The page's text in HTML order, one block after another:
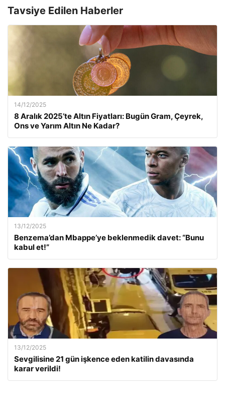
Tavsiye Edilen Haberler
14/12/2025
8 Aralık 2025’te Altın Fiyatları: Bugün Gram, Çeyrek,
Ons ve Yarım Altın Ne Kadar?
13/12/2025
Benzema’dan Mbappe’ye beklenmedik davet: “Bunu
kabul et!”
13/12/2025
Sevgilisine 21 gün işkence eden katilin davasında
karar verildi!